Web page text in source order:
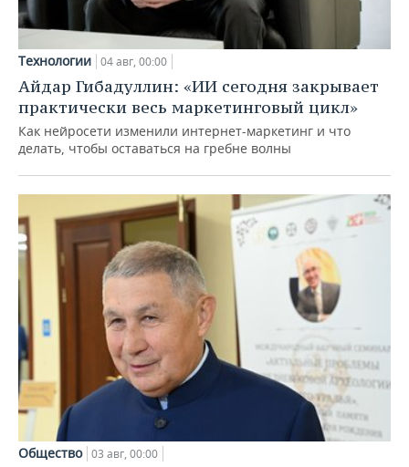
Технологии 04 авг, 00:00
Айдар Гибадуллин: «ИИ сегодня закрывает
практически весь маркетинговый цикл»
Как нейросети изменили интернет-маркетинг и что
делать, чтобы оставаться на гребне волны
Общество 03 авг, 00:00